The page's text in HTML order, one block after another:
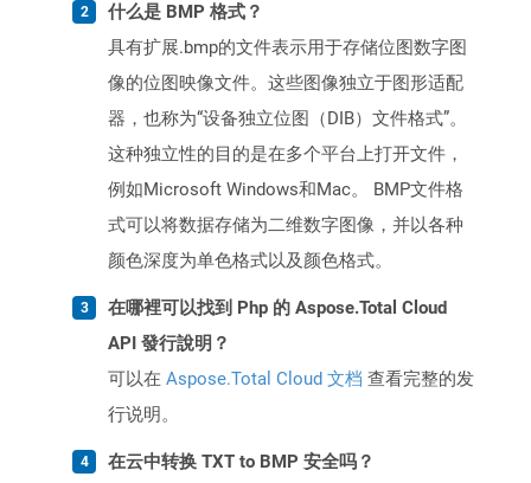
什么是 BMP 格式？
具有扩展.bmp的文件表示用于存储位图数字图
像的位图映像文件。这些图像独立于图形适配
器，也称为“设备独立位图（DIB）文件格式”。
这种独立性的目的是在多个平台上打开文件，
例如Microsoft Windows和Mac。 BMP文件格
式可以将数据存储为二维数字图像，并以各种
颜色深度为单色格式以及颜色格式。
在哪裡可以找到 Php 的 Aspose.Total Cloud
API 發行說明？
可以在 Aspose.Total Cloud 文档 查看完整的发
行说明。
在云中转换 TXT to BMP 安全吗？